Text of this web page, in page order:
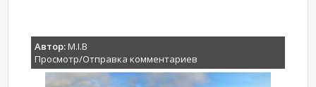
Автор:M.I.B
Просмотр/Отправка комментариев